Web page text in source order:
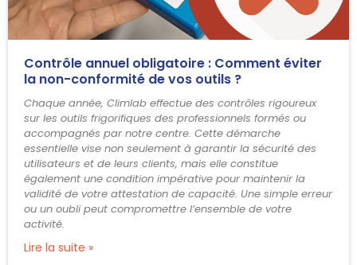
Contrôle annuel obligatoire : Comment éviter
la non-conformité de vos outils ?
Chaque année, Climlab effectue des contrôles rigoureux
sur les outils frigorifiques des professionnels formés ou
accompagnés par notre centre. Cette démarche
essentielle vise non seulement à garantir la sécurité des
utilisateurs et de leurs clients, mais elle constitue
également une condition impérative pour maintenir la
validité de votre attestation de capacité. Une simple erreur
ou un oubli peut compromettre l’ensemble de votre
activité.
Lire la suite »